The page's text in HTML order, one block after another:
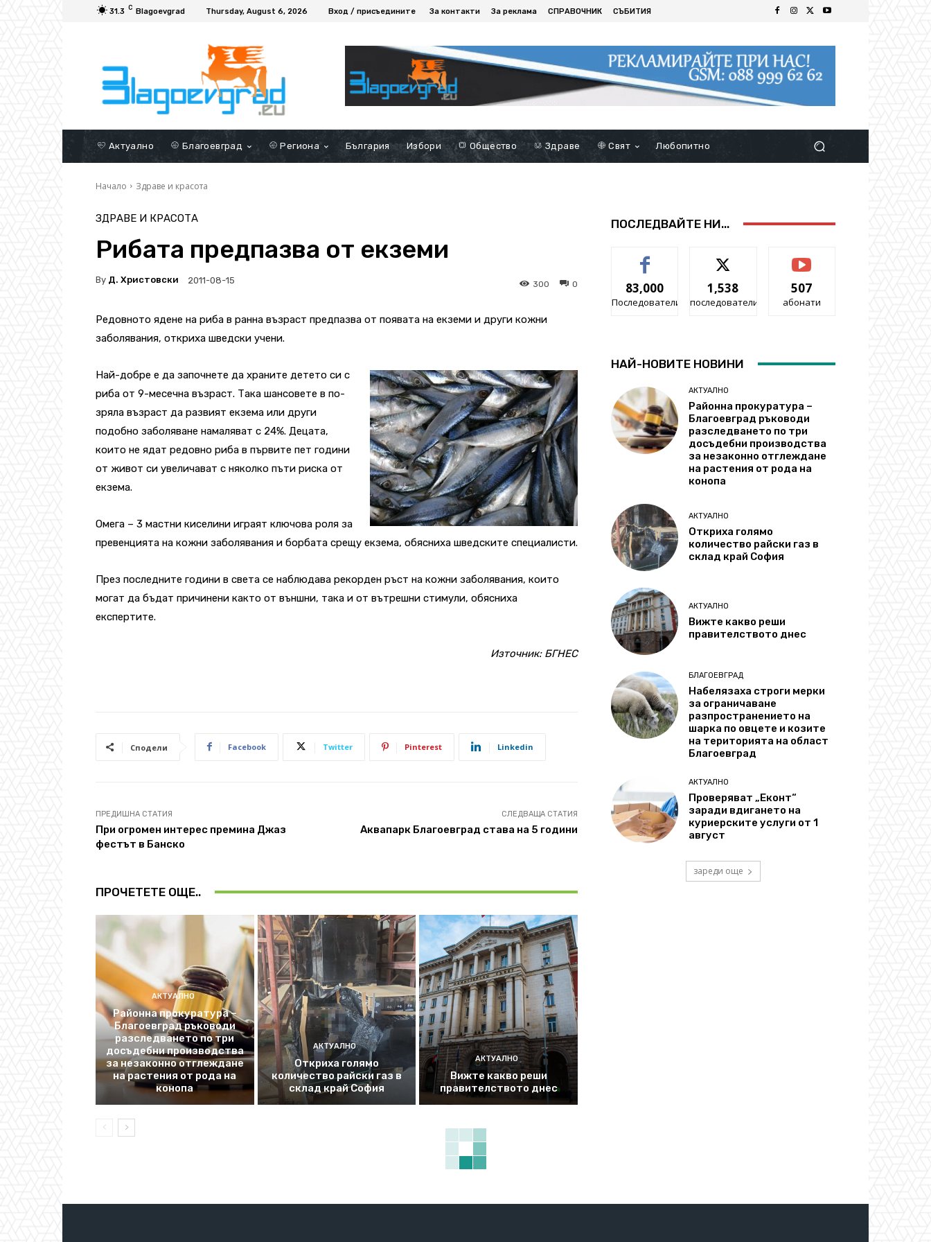
31.3 C Blagoevgrad Thursday, August 6, 2026 Вход / присъедините За контакти За реклама СПРАВОЧНИК СЪБИТИЯ
Актуално Благоевград Региона България Избори Общество Здраве Свят Любопитно
Начало Здраве и красота
ЗДРАВЕ И КРАСОТА
Рибата предпазва от екземи
By Д. Христовски 2011-08-15 0
300
Редовното ядене на риба в ранна възраст предпазва от появата на екземи и други кожни
заболявания, откриха шведски учени.
Най-добре е да започнете да храните детето си с
риба от 9-месечна възраст. Така шансовете в по-
зряла възраст да развият екзема или други
подобно заболяване намаляват с 24%. Децата,
които не ядат редовно риба в първите пет години
от живот си увеличават с няколко пъти риска от
екзема.
Омега – 3 мастни киселини играят ключова роля за
превенцията на кожни заболявания и борбата срещу екзема, обясниха шведските специалисти.
През последните години в света се наблюдава рекорден ръст на кожни заболявания, които
могат да бъдат причинени както от външни, така и от вътрешни стимули, обясниха
експертите.
Източник: БГНЕС
Сподели Facebook Twitter Pinterest Linkedin
ПРЕДИШНА СТАТИЯ
При огромен интерес премина Джаз
фестът в Банско
СЛЕДВАЩА СТАТИЯ
Аквапарк Благоевград става на 5 години
ПРОЧЕТЕТЕ ОЩЕ..
АКТУАЛНО
Районна прокуратура –
Благоевград ръководи
разследването по три
досъдебни производства
за незаконно отглеждане
на растения от рода на
конопа
АКТУАЛНО
Откриха голямо
количество райски газ в
склад край София
АКТУАЛНО
Вижте какво реши
правителството днес
ПОСЛЕДВАЙТЕ НИ...
83,000
Последователи
1,538
последователи
507
абонати
НАЙ-НОВИТЕ НОВИНИ
АКТУАЛНО
Районна прокуратура –
Благоевград ръководи
разследването по три
досъдебни производства
за незаконно отглеждане
на растения от рода на
конопа
АКТУАЛНО
Откриха голямо
количество райски газ в
склад край София
АКТУАЛНО
Вижте какво реши
правителството днес
БЛАГОЕВГРАД
Набелязаха строги мерки
за ограничаване
разпространението на
шарка по овцете и козите
на територията на област
Благоевград
АКТУАЛНО
Проверяват „Еконт“
заради вдигането на
куриерските услуги от 1
август
зареди още